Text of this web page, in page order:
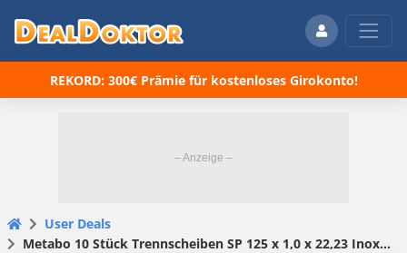
REKORD: 300€ Prämie für kostenloses Girokonto!
User Deals
Metabo 10 Stück Trennscheiben SP 125 x 1,0 x 22,23 Inox für 6,98€(statt 10,98€)